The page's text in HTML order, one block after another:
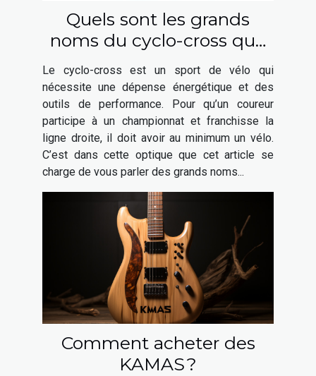
Quels sont les grands
noms du cyclo-cross que
vous pouvez choisir ?
Le cyclo-cross est un sport de vélo qui
nécessite une dépense énergétique et des
outils de performance. Pour qu’un coureur
participe à un championnat et franchisse la
ligne droite, il doit avoir au minimum un vélo.
C’est dans cette optique que cet article se
charge de vous parler des grands noms...
Comment acheter des
KAMAS ?